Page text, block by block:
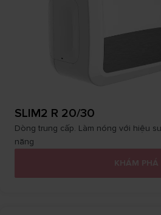
SLIM2 R 20/30
Dòng trung cấp. Làm nóng với hiệu
năng
KHÁM PHÁ